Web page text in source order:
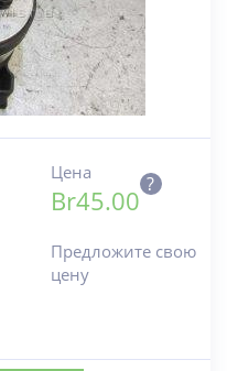
Цена
Br45.00
?
Предложите свою
цену